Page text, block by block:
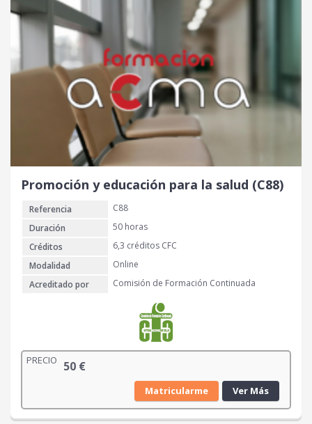
Promoción y educación para la salud (C88)
Referencia
C88
Duración
50 horas
Créditos
6,3 créditos CFC
Modalidad
Online
Acreditado por
Comisión de Formación Continuada
PRECIO 50 €
Matricularme Ver Más